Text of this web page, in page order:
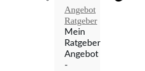
Angebot
Ratgeber
Mein
Ratgeber
Angebot
-